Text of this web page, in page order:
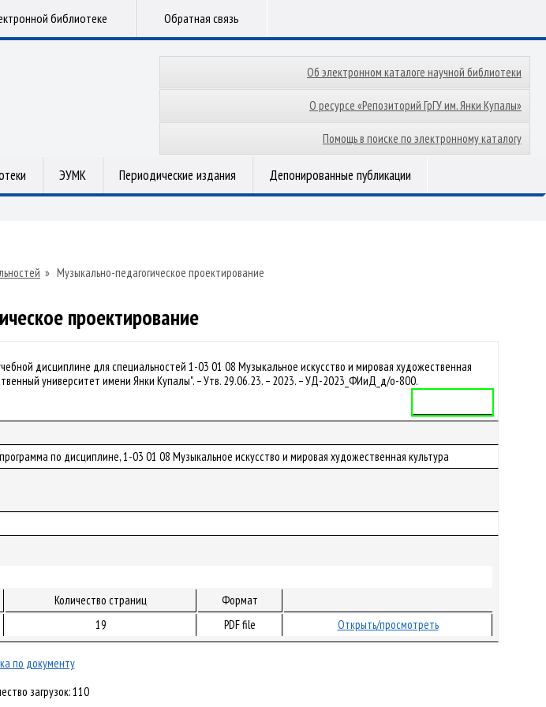
библиотеке Обратная связь
Об электронном каталоге научной библиотеки
О ресурсе «Репозиторий ГрГУ им. Янки Купалы»
Помощь в поиске по электронному каталогу
ЭУМК Периодические издания Депонированные публикации
» Музыкально-педагогическое проектирование
проектирование
дисциплине для специальностей 1-03 01 08 Музыкальное искусство и мировая художественная
университет имени Янки Купалы". – Утв. 29.06.23. – 2023. – УД-2023_ФИиД_д/о-800.
по дисциплине, 1-03 01 08 Музыкальное искусство и мировая художественная культура
Количество страниц
Формат
19 PDF file Открыть/просмотреть
по документу
загрузок: 110